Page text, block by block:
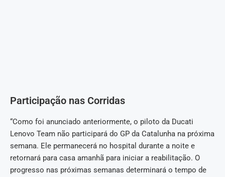
Participação nas Corridas
“Como foi anunciado anteriormente, o piloto da Ducati
Lenovo Team não participará do GP da Catalunha na próxima
semana. Ele permanecerá no hospital durante a noite e
retornará para casa amanhã para iniciar a reabilitação. O
progresso nas próximas semanas determinará o tempo de